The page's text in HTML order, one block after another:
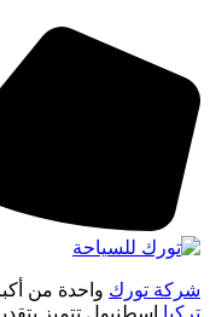
شركة تورك واحدة من
تركيا اسطنبول تتميز